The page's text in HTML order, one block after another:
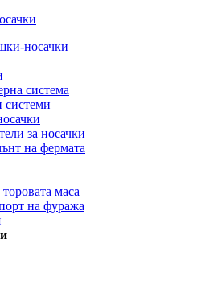
носачки
система
системи
за носачки
на фермата
маса
на фуража